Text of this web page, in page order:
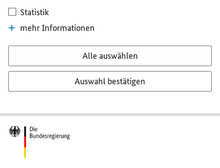
Statistik
mehr Informationen
Alle auswählen
Auswahl bestätigen